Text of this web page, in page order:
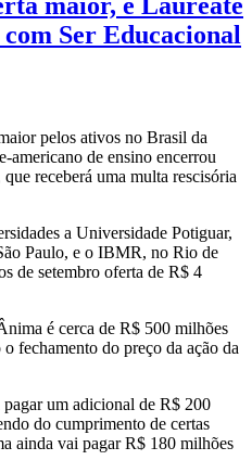
Ser Educacional
pelos ativos no Brasil da
americano de ensino encerrou
receberá uma multa rescisória
a Universidade Potiguar,
Paulo, e o IBMR, no Rio de
de setembro oferta de R$ 4
é cerca de R$ 500 milhões
fechamento do preço da ação da
um adicional de R$ 200
do cumprimento de certas
ainda vai pagar R$ 180 milhões